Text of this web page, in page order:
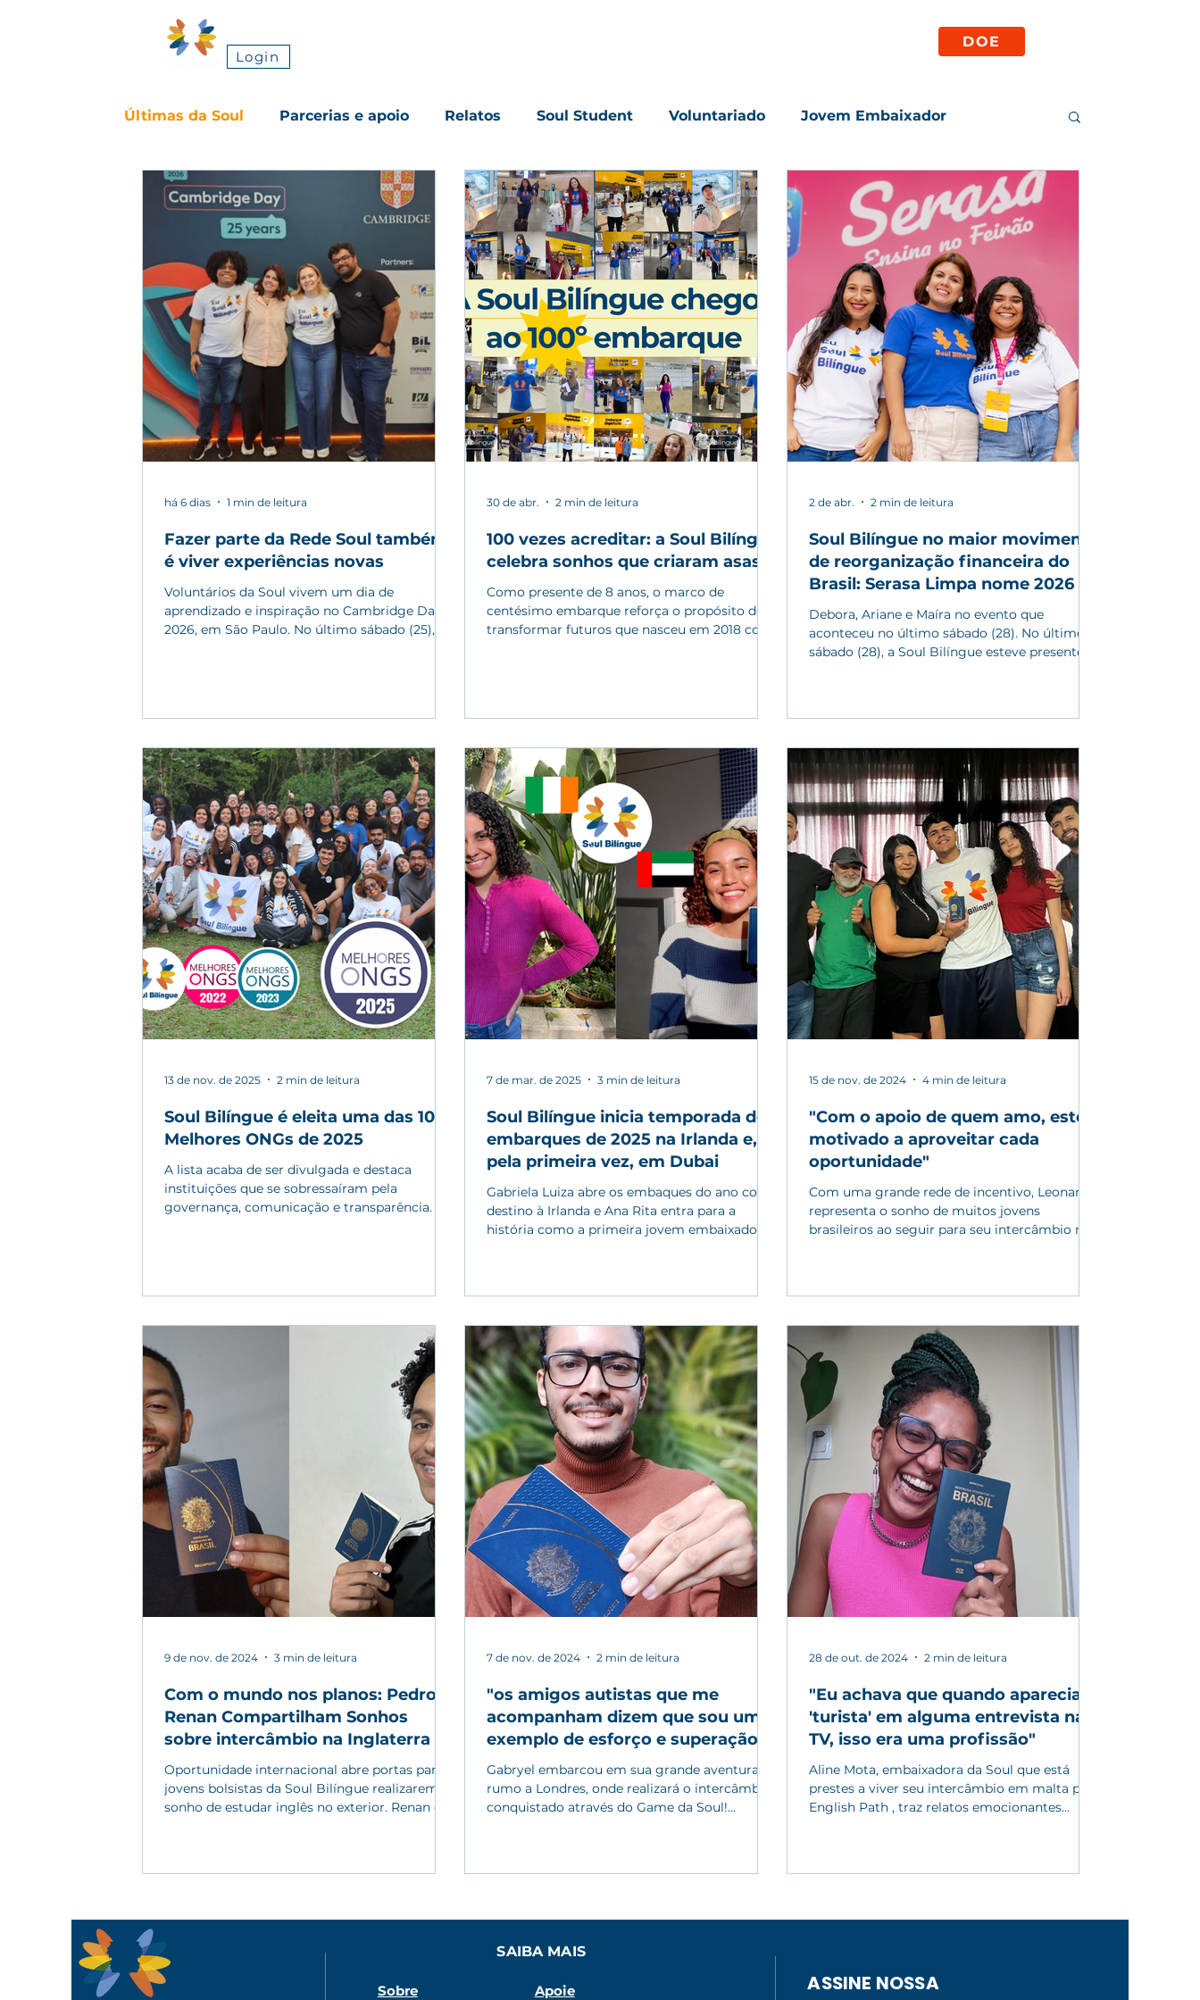
Login
DOE
Últimas da Soul Parcerias e apoio Relatos Soul Student Voluntariado Jovem Embaixador
Fazer parte da Rede Soul também
é viver experiências novas
Voluntários da Soul vivem um dia de
aprendizado e inspiração no Cambridge Day
2026, em São Paulo. No último sábado (25), a
Cambridge é uma parceira educacional da
Cambridge One, utilizada ao longo do
programa pelos nossos participantes e
conhecida pelos voluntários
há 6 dias 1 min de leitura
100 vezes acreditar: a Soul Bilíngue
celebra sonhos que criaram asas
Como presente de 8 anos, o marco de
centésimo embarque reforça o propósito de
transformar futuros que nasceu em 2018 com
oportunidades, histórias e transformação. A
seu centésimo embarque internacional, e ele
vem carregado de significado. Pouco tempo
após celebrar mais um an
30 de abr. 2 min de leitura
Soul Bilíngue no maior movimento
de reorganização financeira do
Brasil: Serasa Limpa nome 2026
Debora, Ariane e Maíra no evento que
aconteceu no último sábado (28). No último
sábado (28), a Soul Bilíngue esteve presente
encontramos também a potência das
conexões: pessoas que, ao acessarem novas
perspectivas, podem se tornar ponte,
compartilhando oportunidades, abrindo
caminhos e conectando outras trajetórias ao
acesso que
2 de abr. 2 min de leitura
Soul Bilíngue é eleita uma das 100
Melhores ONGs de 2025
A lista acaba de ser divulgada e destaca
instituições que se sobressaíram pela
governança, comunicação e transparência. A
pela Maior premiação do terceiro setor
iniciativa social com sede em Mogi das Cruzes
e atuação nacional está na lista das 100 pela
terceira ve
13 de nov. de 2025 2 min de leitura
Soul Bilíngue inicia temporada de
embarques de 2025 na Irlanda e,
pela primeira vez, em Dubai
Gabriela Luiza abre os embaques do ano com
destino à Irlanda e Ana Rita entra para a
história como a primeira jovem embaixadora
7 de mar. de 2025 3 min de leitura
"Com o apoio de quem amo, estou
motivado a aproveitar cada
oportunidade"
Com uma grande rede de incentivo, Leonardo
representa o sonho de muitos jovens
brasileiros ao seguir para seu intercâmbio na
15 de nov. de 2024 4 min de leitura
Com o mundo nos planos: Pedro e
Renan Compartilham Sonhos
sobre intercâmbio na Inglaterra
Oportunidade internacional abre portas para
jovens bolsistas da Soul Bilíngue realizarem o
sonho de estudar inglês no exterior. Renan e...
9 de nov. de 2024 3 min de leitura
"os amigos autistas que me
acompanham dizem que sou um
exemplo de esforço e superação"
Gabryel embarcou em sua grande aventura
rumo a Londres, onde realizará o intercâmbio
conquistado através do Game da Soul!
7 de nov. de 2024 2 min de leitura
"Eu achava que quando aparecia
'turista' em alguma entrevista na
TV, isso era uma profissão"
Aline Mota, embaixadora da Soul que está
prestes a viver seu intercâmbio em malta pela
English Path , traz relatos emocionantes
28 de out. de 2024 2 min de leitura
SAIBA MAIS
Sobre
Apoie
ASSINE NOSSA